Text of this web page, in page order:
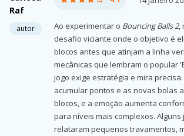
Raf
autor Ao experimentar o Bouncing Balls 2,
desafio viciante onde o objetivo é
blocos antes que atinjam a linha
mecânicas que lembram o popular
jogo exige estratégia e mira
acumular pontos e as novas bolas
blocos, e a emoção aumenta
para níveis mais complexos. Alguns
relataram pequenos travamentos,